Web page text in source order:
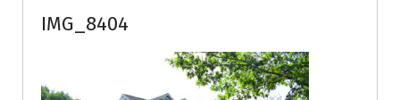
IMG_8404